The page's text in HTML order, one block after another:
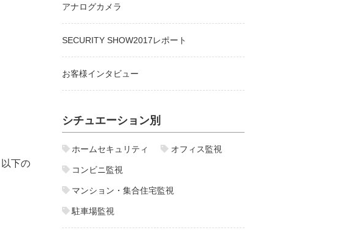
下の
アナログカメラ
SECURITY SHOW2017レポート
お客様インタビュー
シチュエーション別
ホームセキュリティ オフィス監視
コンビニ監視
マンション・集合住宅監視
駐車場監視